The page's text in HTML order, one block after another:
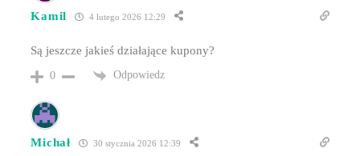
Kamil 4 lutego 2026 12:29
Są jeszcze jakieś działające kupony?
0 Odpowiedz
Michał 30 stycznia 2026 12:39